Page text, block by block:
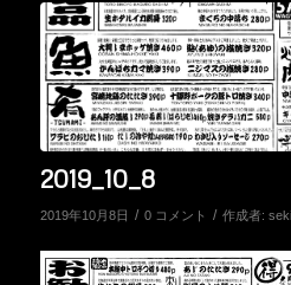
2019_10_8
2019年10月8日 / 0 コメント / 作成者: